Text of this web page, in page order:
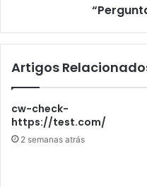
Artigos
cw-check-
https://test.com/
2 semanas atrás